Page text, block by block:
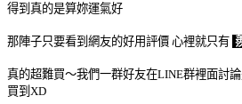
得到真的是算妳運氣好
那陣子只要看到網友的好用評價 心裡就只有
真的超難買～我們一群好友在LINE群裡面討
買到XD